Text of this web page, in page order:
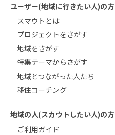
ユーザー(地域に行きたい人)の方
スマウトとは
プロジェクトをさがす
地域をさがす
特集テーマからさがす
地域とつながった人たち
移住コーチング
地域の人(スカウトしたい人)の方
ご利用ガイド